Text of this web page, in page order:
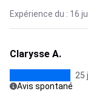
Expérience du : 16
Clarysse A.
25
Avis spontané